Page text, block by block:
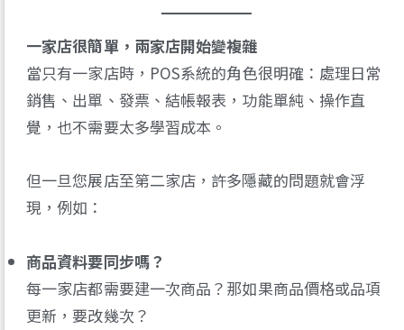
一家店很簡單，兩家店開始變複雜
當只有一家店時，POS系統的角色很明確：處理日常
銷售、出單、發票、結帳報表，功能單純、操作直
覺，也不需要太多學習成本。
但一旦您展店至第二家店，許多隱藏的問題就會浮
現，例如：
商品資料要同步嗎？
每一家店都需要建一次商品？那如果商品價格或品項
更新，要改幾次？